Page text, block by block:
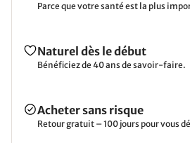
Parce que votre santé est la plus
Naturel dès le début
Bénéficiez de 40 ans de savoir-faire.
Acheter sans risque
Retour gratuit – 100 jours pour vous